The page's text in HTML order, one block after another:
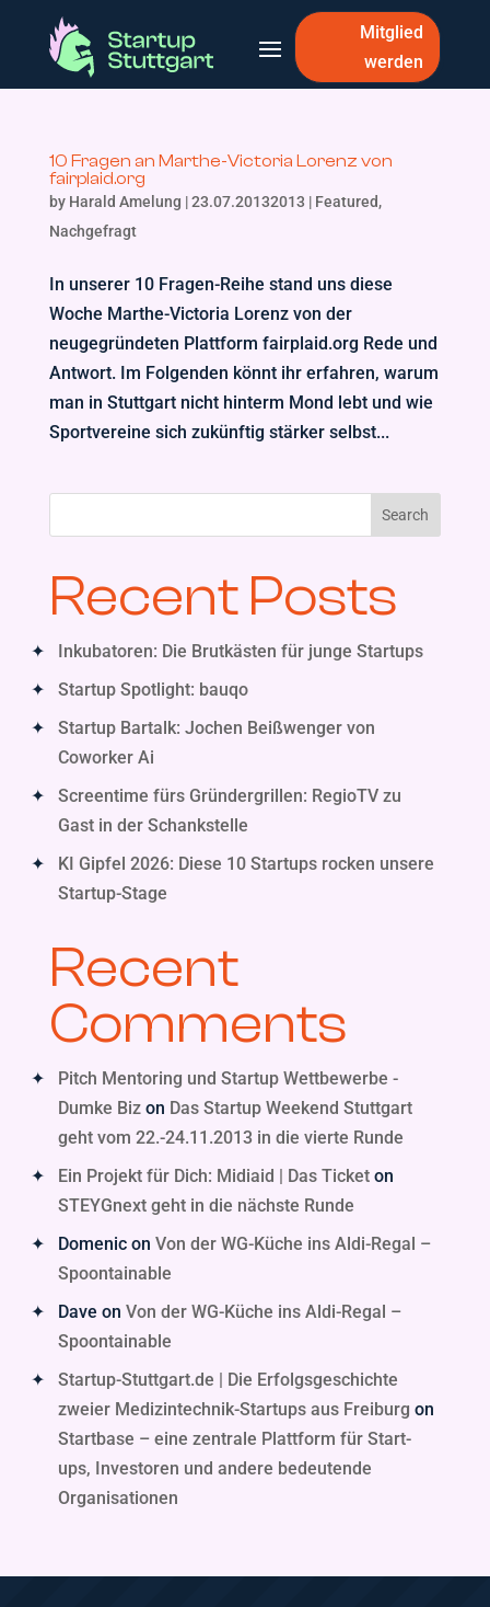
Mitglied
werden
10 Fragen an Marthe-Victoria Lorenz von
fairplaid.org
by Harald Amelung |23.07.20132013 | Featured,
Nachgefragt
In unserer 10 Fragen-Reihe stand uns diese
Woche Marthe-Victoria Lorenz von der
neugegründeten Plattform fairplaid.org Rede und
Antwort. Im Folgenden könnt ihr erfahren, warum
man in Stuttgart nicht hinterm Mond lebt und wie
Sportvereine sich zukünftig stärker selbst...
Search
Recent Posts
Inkubatoren: Die Brutkästen für junge Startups
Startup Spotlight: bauqo
Startup Bartalk: Jochen Beißwenger von
Coworker Ai
Screentime fürs Gründergrillen: RegioTV zu
Gast in der Schankstelle
KI Gipfel 2026: Diese 10 Startups rocken unsere
Startup-Stage
Recent
Comments
Pitch Mentoring und Startup Wettbewerbe -
Dumke Bizon Das Startup Weekend Stuttgart
geht vom 22.-24.11.2013 in die vierte Runde
Ein Projekt für Dich: Midiaid | Das Ticketon
STEYGnext geht in die nächste Runde
Domenicon Von der WG-Küche ins Aldi-Regal –
Spoontainable
Dave on Von der WG-Küche ins Aldi-Regal –
Spoontainable
Startup-Stuttgart.de | Die Erfolgsgeschichte
zweier Medizintechnik-Startups aus Freiburg on
Startbase – eine zentrale Plattform für Start-
ups, Investoren und andere bedeutende
Organisationen